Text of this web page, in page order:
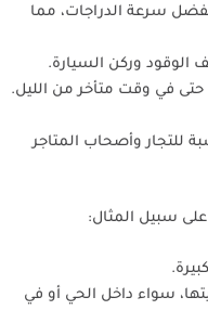
سرعة الدراجات، مما
الوقود وركن السيارة.
حتى في وقت متأخر من الليل.
للتجار وأصحاب المتاجر
سبيل المثال:
سواء داخل الحي أو في